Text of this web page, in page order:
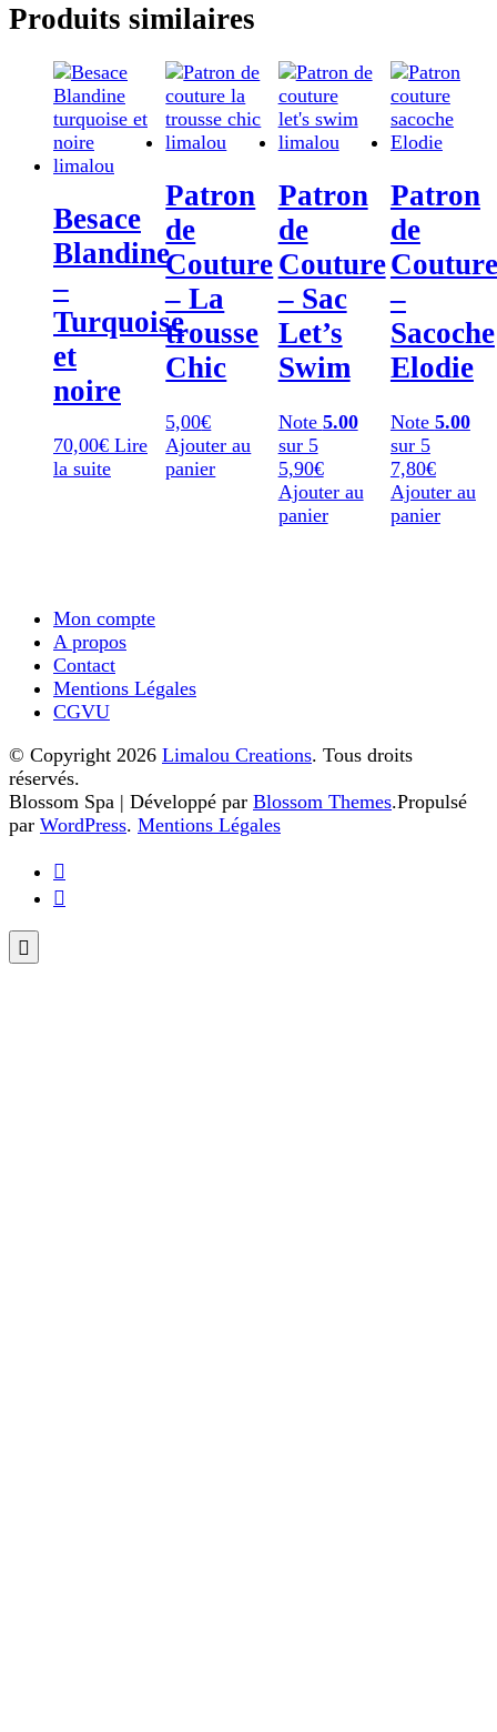
Produits similaires
Besace
Blandine
–
Turquoise
et
noire
70,00€ Lire
la suite
Patron
de
Couture
– La
trousse
Chic
5,00€
Ajouter au
panier
Patron
de
Couture
– Sac
Let’s
Swim
Note 5.00
sur 5
5,90€
Ajouter au
panier
Patron
de
Couture
–
Sacoche
Elodie
Note 5.00
sur 5
7,80€
Ajouter au
panier
Mon compte
A propos
Contact
Mentions Légales
CGVU
© Copyright 2026 Limalou Creations. Tous droits
réservés.
Blossom Spa | Développé par Blossom Themes.Propulsé
par WordPress. Mentions Légales